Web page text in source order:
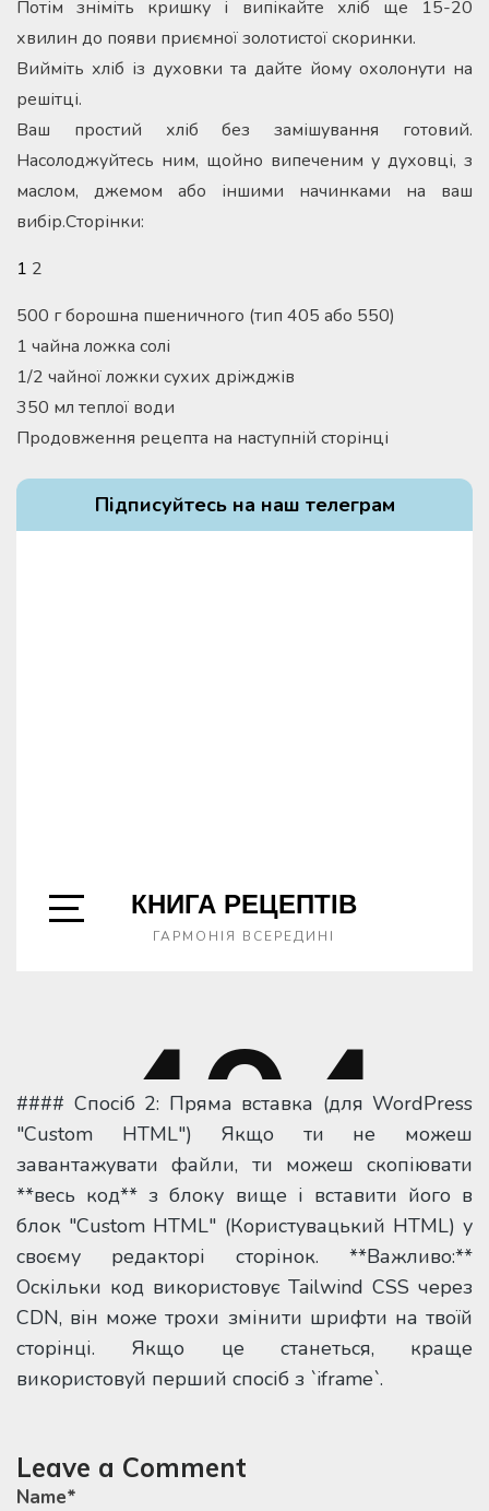
Потім зніміть кришку і випікайте хліб ще 15-20
хвилин до появи приємної золотистої скоринки.
Вийміть хліб із духовки та дайте йому охолонути на
решітці.
Ваш простий хліб без замішування готовий.
Насолоджуйтесь ним, щойно випеченим у духовці, з
маслом, джемом або іншими начинками на ваш
вибір.Сторінки:
1 2
500 г борошна пшеничного (тип 405 або 550)
1 чайна ложка солі
1/2 чайної ложки сухих дріжджів
350 мл теплої води
Продовження рецепта на наступній сторінці
#### Спосіб 2: Пряма вставка (для WordPress
"Custom HTML") Якщо ти не можеш
завантажувати файли, ти можеш скопіювати
**весь код** з блоку вище і вставити його в
блок "Custom HTML" (Користувацький HTML) у
своєму редакторі сторінок. **Важливо:**
Оскільки код використовує Tailwind CSS через
CDN, він може трохи змінити шрифти на твоїй
сторінці. Якщо це станеться, краще
використовуй перший спосіб з `iframe`.
Leave a Comment
Name*